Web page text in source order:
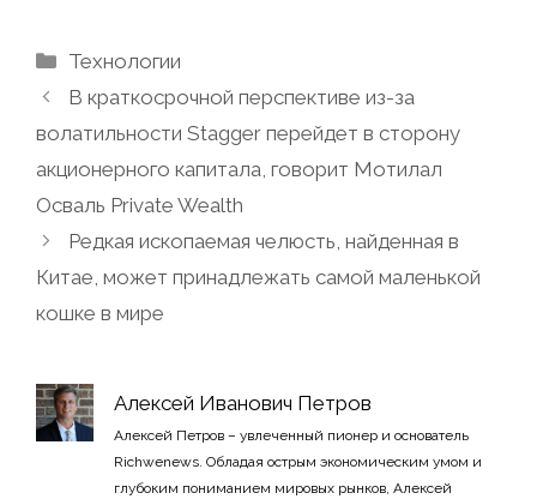
Рубрики
Технологии
В краткосрочной перспективе из-за
волатильности Stagger перейдет в сторону
акционерного капитала, говорит Мотилал
Осваль Private Wealth
Редкая ископаемая челюсть, найденная в
Китае, может принадлежать самой маленькой
кошке в мире
Алексей Иванович Петров
Алексей Петров – увлеченный пионер и основатель
Richwenews. Обладая острым экономическим умом и
глубоким пониманием мировых рынков, Алексей